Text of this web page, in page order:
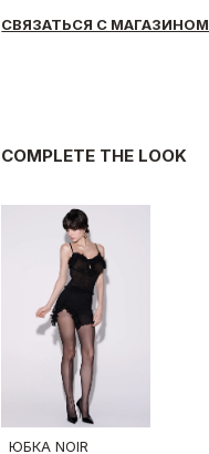
СВЯЗАТЬСЯ С МАГАЗИНОМ
COMPLETE THE LOOK
ЮБКА NOIR